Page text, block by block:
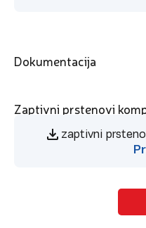
Dokumentacija
Zaptivni prstenovi
zaptivni